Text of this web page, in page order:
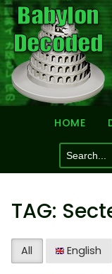
HOME
TAG:
All English